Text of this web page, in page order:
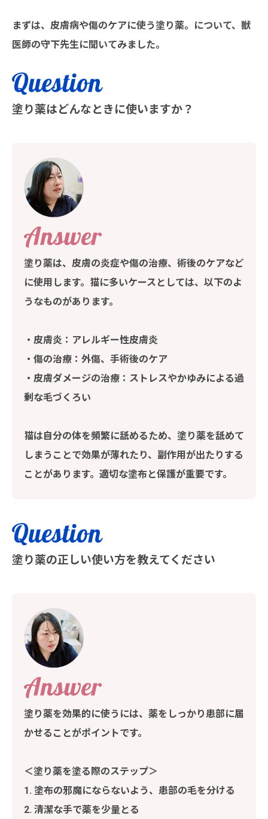
まずは、皮膚病や傷のケアに使う塗り薬。について、獣
医師の守下先生に聞いてみました。
塗り薬はどんなときに使いますか？
塗り薬は、皮膚の炎症や傷の治療、術後のケアなど
に使用します。猫に多いケースとしては、以下のよ
うなものがあります。
・皮膚炎：アレルギー性皮膚炎
・傷の治療：外傷、手術後のケア
・皮膚ダメージの治療：ストレスやかゆみによる過
剰な毛づくろい
猫は自分の体を頻繁に舐めるため、塗り薬を舐めて
しまうことで効果が薄れたり、副作用が出たりする
ことがあります。適切な塗布と保護が重要です。
塗り薬の正しい使い方を教えてください
塗り薬を効果的に使うには、薬をしっかり患部に届
かせることがポイントです。
＜塗り薬を塗る際のステップ＞
1. 塗布の邪魔にならないよう、患部の毛を分ける
2. 清潔な手で薬を少量とる